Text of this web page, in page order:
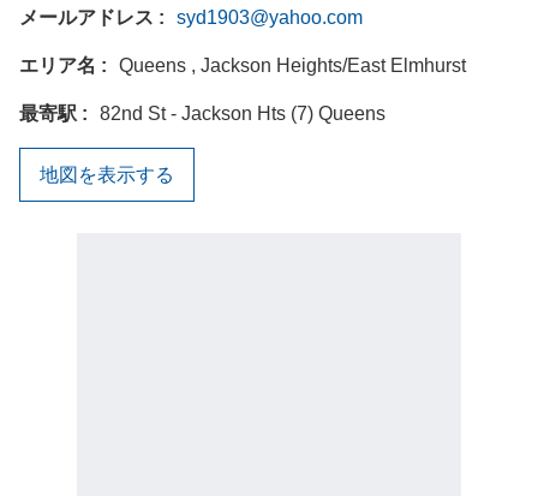
メールアドレス syd1903@yahoo.com
エリア名 Queens , Jackson Heights/East Elmhurst
最寄駅 82nd St - Jackson Hts (7) Queens
地図を表示する